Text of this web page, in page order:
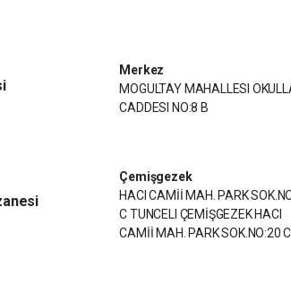
Merkez
MOGULTAY MAHALLESI
CADDESI NO:8 B
Çemişgezek
HACI CAMİİ MAH. PARK
C TUNCELI ÇEMİŞGEZEK HACI
CAMİİ MAH. PARK SOK.NO:20 C